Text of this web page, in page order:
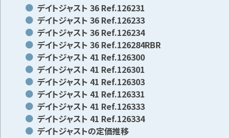
デイトジャスト 36 Ref.126231
デイトジャスト 36 Ref.126233
デイトジャスト 36 Ref.126234
デイトジャスト 36 Ref.126284RBR
デイトジャスト 41 Ref.126300
デイトジャスト 41 Ref.126301
デイトジャスト 41 Ref.126303
デイトジャスト 41 Ref.126331
デイトジャスト 41 Ref.126333
デイトジャスト 41 Ref.126334
デイトジャストの定価推移